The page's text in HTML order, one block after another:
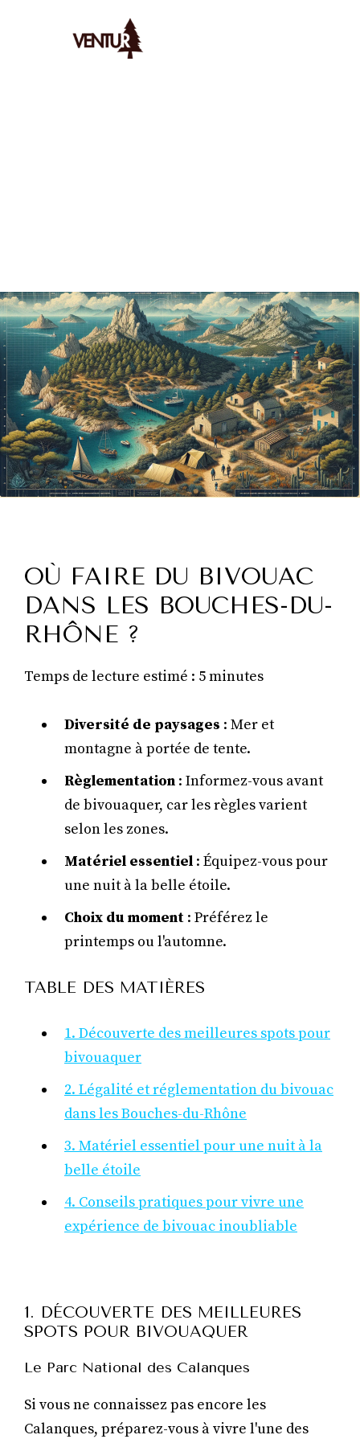
OÙ FAIRE DU BIVOUAC
DANS LES BOUCHES-DU-
RHÔNE ?
Temps de lecture estimé : 5 minutes
Diversité de paysages : Mer et
montagne à portée de tente.
Règlementation : Informez-vous avant
de bivouaquer, car les règles varient
selon les zones.
Matériel essentiel : Équipez-vous pour
une nuit à la belle étoile.
Choix du moment : Préférez le
printemps ou l'automne.
TABLE DES MATIÈRES
1. Découverte des meilleures spots pour
bivouaquer
2. Légalité et réglementation du bivouac
dans les Bouches-du-Rhône
3. Matériel essentiel pour une nuit à la
belle étoile
4. Conseils pratiques pour vivre une
expérience de bivouac inoubliable
1. DÉCOUVERTE DES MEILLEURES
SPOTS POUR BIVOUAQUER
Le Parc National des Calanques
Si vous ne connaissez pas encore les
Calanques, préparez-vous à vivre l'une des